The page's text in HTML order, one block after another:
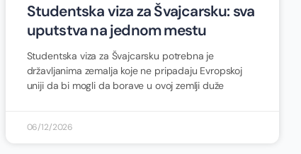
Studentska viza za Švajcarsku: sva
uputstva na jednom mestu
Studentska viza za Švajcarsku potrebna je
državljanima zemalja koje ne pripadaju Evropskoj
uniji da bi mogli da borave u ovoj zemlji duže
06/12/2026